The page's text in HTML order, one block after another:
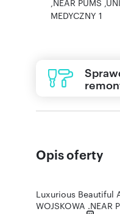
MEDYCZNY 1
Opis oferty
Luxurious Beautiful
WOJSKOWA .NEAR